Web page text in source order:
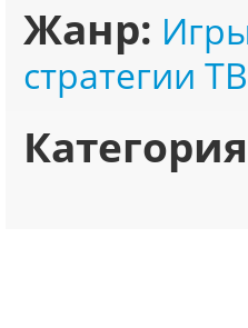
Жанр:
стратегии